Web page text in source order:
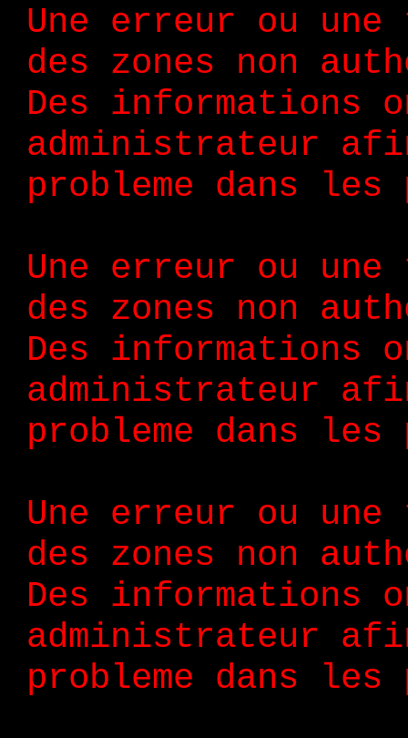
Une erreur ou
des zones non
Des informations
administrateur
probleme dans
Une erreur ou
des zones non
Des informations
administrateur
probleme dans
Une erreur ou
des zones non
Des informations
administrateur
probleme dans